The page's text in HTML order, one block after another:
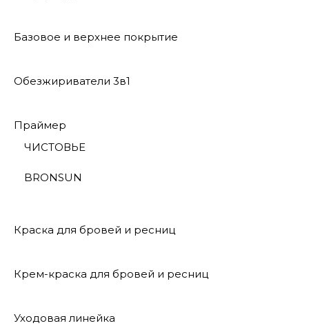
Базовое и верхнее покрытие
Обезжириватели 3в1
Праймер
ЧИСТОВЬЕ
BRONSUN
Краска для бровей и ресниц
Крем-краска для бровей и ресниц
Уходовая линейка